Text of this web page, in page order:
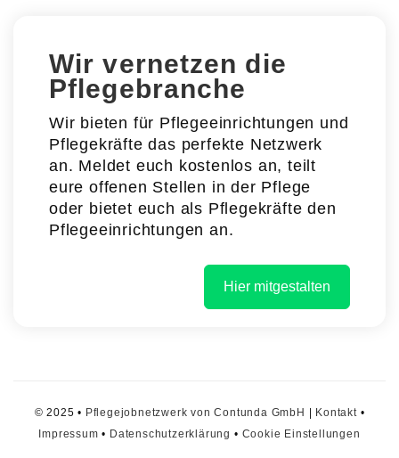
Wir vernetzen die
Pflegebranche
Wir bieten für Pflegeeinrichtungen und
Pflegekräfte das perfekte Netzwerk
an. Meldet euch kostenlos an, teilt
eure offenen Stellen in der Pflege
oder bietet euch als Pflegekräfte den
Pflegeeinrichtungen an.
Hier mitgestalten
© 2025 • Pflegejobnetzwerk von Contunda GmbH Kontakt•
Impressum • Datenschutzerklärung • Cookie Einstellungen